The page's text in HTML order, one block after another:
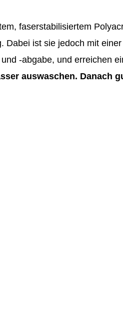
faserstabilisiertem
ist sie jedoch mit
-abgabe, und erreichen
auswaschen.